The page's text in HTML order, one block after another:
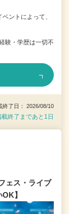
ントによって、
験・学歴は一切不
了日： 2026/08/10
載終了まであと1日
ェス・ライブ
】